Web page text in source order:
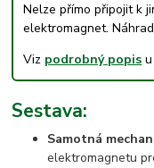
Nelze přímo připojit k
elektromagnet.
Viz podrobný popis
Sestava:
Samotná
elektromagnetu